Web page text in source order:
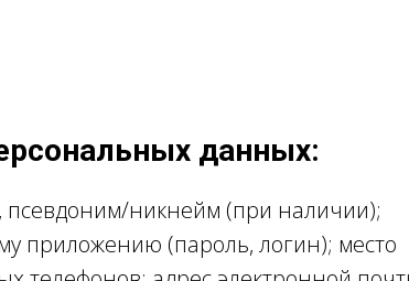
данных:
псевдоним/никнейм (при наличии);
приложению (пароль, логин); место